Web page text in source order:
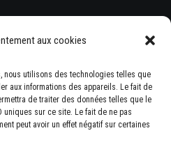
aux cookies
nous utilisons des technologies telles que
aux informations des appareils. Le fait de
de traiter des données telles que le
uniques sur ce site. Le fait de ne pas
peut avoir un effet négatif sur certaines
GÉNÉRALES